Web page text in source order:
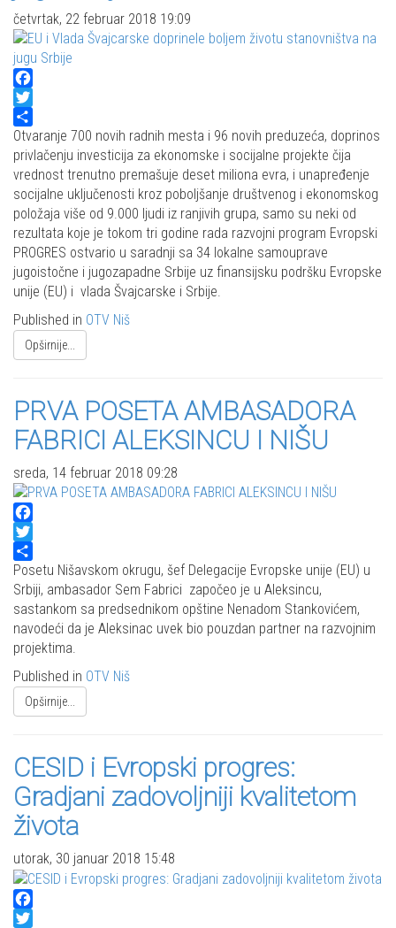
četvrtak, 22 februar 2018 19:09
Facebook
Twitter
Share
Otvaranje 700 novih radnih mesta i 96 novih preduzeća, doprinos
privlačenju investicija za ekonomske i socijalne projekte čija
vrednost trenutno premašuje deset miliona evra, i unapređenje
socijalne uključenosti kroz poboljšanje društvenog i ekonomskog
položaja više od 9.000 ljudi iz ranjivih grupa, samo su neki od
rezultata koje je tokom tri godine rada razvojni program Evropski
PROGRES ostvario u saradnji sa 34 lokalne samouprave
jugoistočne i jugozapadne Srbije uz finansijsku podršku Evropske
unije (EU) i vlada Švajcarske i Srbije.
Published in OTV Niš
Opširnije...
PRVA POSETA AMBASADORA
FABRICI ALEKSINCU I NIŠU
sreda, 14 februar 2018 09:28
Facebook
Twitter
Share
Posetu Nišavskom okrugu, šef Delegacije Evropske unije (EU) u
Srbiji, ambasador Sem Fabrici započeo je u Aleksincu,
sastankom sa predsednikom opštine Nenadom Stankovićem,
navodeći da je Aleksinac uvek bio pouzdan partner na razvojnim
projektima.
Published in OTV Niš
Opširnije...
CESID i Evropski progres:
Gradjani zadovoljniji kvalitetom
života
utorak, 30 januar 2018 15:48
Facebook